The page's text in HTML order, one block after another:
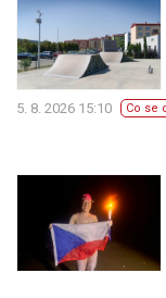
5. 8. 2026 15:10 Co se